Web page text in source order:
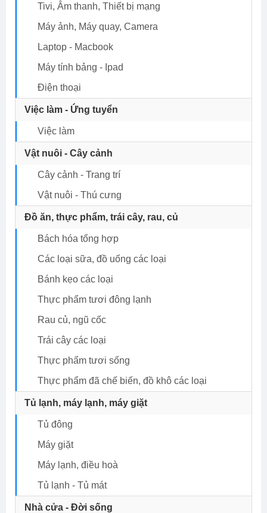
Tivi, Âm thanh, Thiết bị mạng
Máy ảnh, Máy quay, Camera
Laptop - Macbook
Máy tính bảng - Ipad
Điện thoại
Việc làm - Ứng tuyển
Việc làm
Vật nuôi - Cây cảnh
Cây cảnh - Trang trí
Vật nuôi - Thú cưng
Đồ ăn, thực phẩm, trái cây, rau, củ
Bách hóa tổng hợp
Các loại sữa, đồ uống các loại
Bánh kẹo các loại
Thực phẩm tươi đông lạnh
Rau củ, ngũ cốc
Trái cây các loại
Thực phẩm tươi sống
Thực phẩm đã chế biến, đồ khô các loại
Tủ lạnh, máy lạnh, máy giặt
Tủ đông
Máy giặt
Máy lạnh, điều hoà
Tủ lạnh - Tủ mát
Nhà cửa - Đời sống